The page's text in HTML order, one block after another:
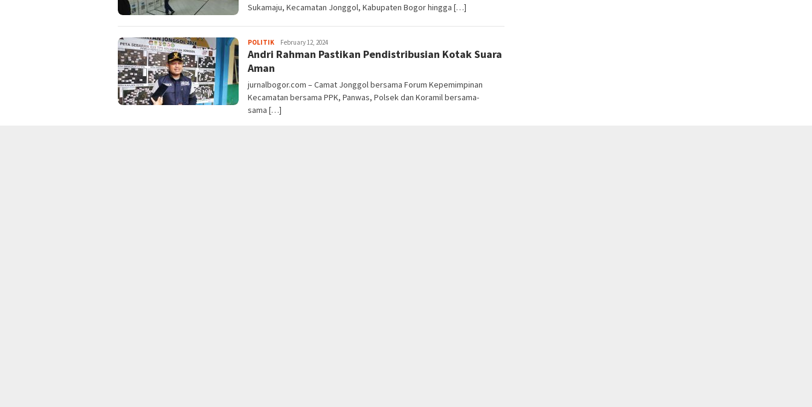
Sukamaju, Kecamatan Jonggol, Kabupaten Bogor hingga […]
POLITIKSayyev
February 12, 2024
Andri Rahman Pastikan Pendistribusian Kotak Suara
Aman
jurnalbogor.com – Camat Jonggol bersama Forum Kepemimpinan
Kecamatan bersama PPK, Panwas, Polsek dan Koramil bersama-
sama […]